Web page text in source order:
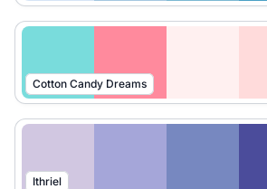
Cotton Candy Dreams
Ithriel